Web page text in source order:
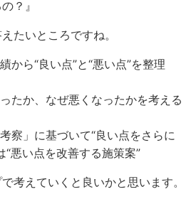
？』
たいところですね。
から“良い点”と“悪い点”を整理
たか、なぜ悪くなったかを考える
察」に基づいて“良い点をさらに
“悪い点を改善する施策案”
考えていくと良いかと思います。